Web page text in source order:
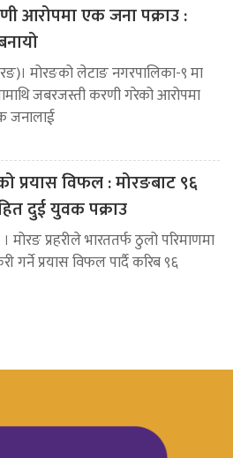
आरोपमा एक जना पक्राउ :
मोरङको लेटाङ नगरपालिका-९ मा
जबरजस्ती करणी गरेको आरोपमा
जनालाई
प्रयास विफल : मोरङबाट ९६
दुई युवक पक्राउ
मोरङ प्रहरीले भारततर्फ ठुलो परिमाणमा
गर्ने प्रयास विफल पार्दै करिब ९६